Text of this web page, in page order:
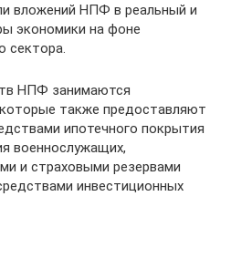
вложений НПФ в реальный и
экономики на фоне
сектора.
НПФ занимаются
также предоставляют
ипотечного покрытия
военнослужащих,
и страховыми резервами
инвестиционных